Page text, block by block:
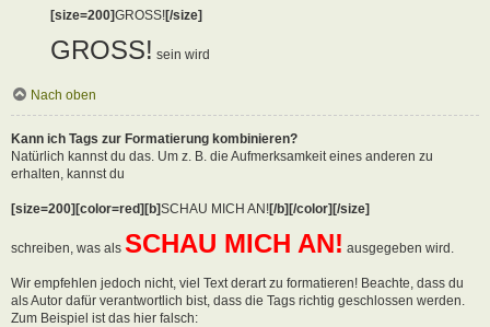
[size=200]GROSS![/size]
GROSS! sein wird
Nach oben
Kann ich Tags zur Formatierung kombinieren?
Natürlich kannst du das. Um z. B. die Aufmerksamkeit eines anderen zu
erhalten, kannst du
[size=200][color=red][b]SCHAU MICH AN![/b][/color][/size]
schreiben, was als SCHAU MICH AN! ausgegeben wird.
Wir empfehlen jedoch nicht, viel Text derart zu formatieren! Beachte, dass du
als Autor dafür verantwortlich bist, dass die Tags richtig geschlossen werden.
Zum Beispiel ist das hier falsch: